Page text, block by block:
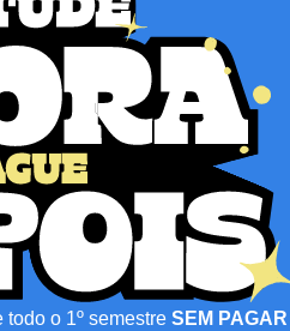
o 1º semestre SEM PAGAR